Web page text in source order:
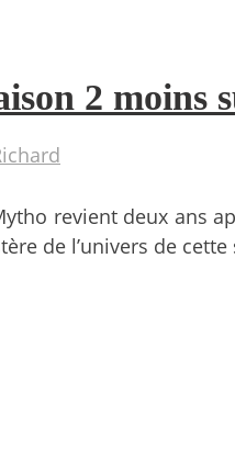
2 moins
revient deux ans
de l’univers de cette